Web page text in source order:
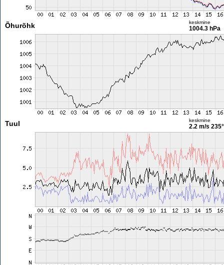
Õhurõhk keskmine
1004.3 hPa
Tuul keskmine
2.2 m/s 235°